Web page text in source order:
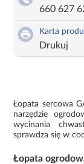
660 627
Karta
Drukuj
Łopata sercowa
narzędzie
wycinania
sprawdza się w
Łopata